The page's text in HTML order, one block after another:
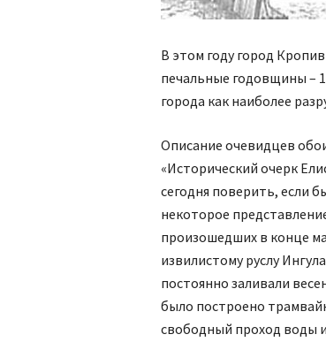
В этом году город
печальные годовщины –
города как наиболее
Описание очевидцев
«Исторический очерк
сегодня поверить, если
некоторое
произошедших в конце
извилистому руслу
постоянно заливали
было построено
свободный проход воды и